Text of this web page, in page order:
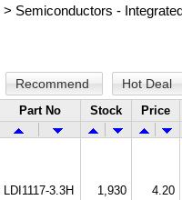
> Semiconductors -
Recommend Hot Deal
Part No Stock Price
LDI1117-3.3H 1,930 4.20